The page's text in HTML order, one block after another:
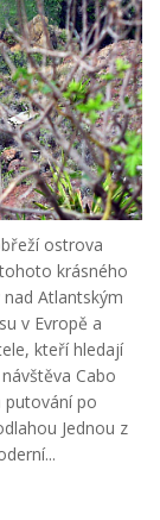
ostrova
krásného
Atlantským
v Evropě a
kteří hledají
Cabo
putování po
Jednou z